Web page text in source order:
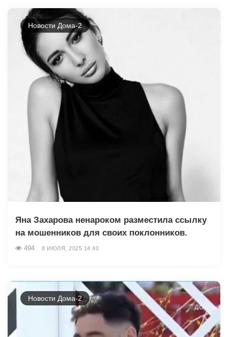
Новости Дома-2
Яна Захарова ненароком разместила ссылку
на мошенников для своих поклонников.
494 8 ИЮЛЯ, 2025 14:40
Новости Дома-2